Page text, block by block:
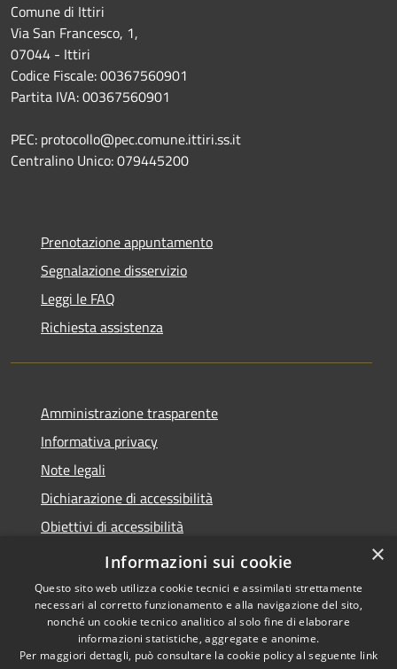
Comune di Ittiri
Via San Francesco, 1,
07044 - Ittiri
Codice Fiscale: 00367560901
Partita IVA: 00367560901
PEC: protocollo@pec.comune.ittiri.ss.it
Centralino Unico: 079445200
Prenotazione appuntamento
Segnalazione disservizio
Leggi le FAQ
Richiesta assistenza
Amministrazione trasparente
Informativa privacy
Note legali
Dichiarazione di accessibilità
Obiettivi di accessibilità
Storico Deliberazioni
Copyright © 2026 • Comune di
Ittiri • Powered by
×
Informazioni sui cookie
Questo sito web utilizza cookie tecnici e assimilati strettamente
necessari al corretto funzionamento e alla navigazione del sito,
nonché un cookie tecnico analitico al solo fine di elaborare
informazioni statistiche, aggregate e anonime.
Per maggiori dettagli, può consultare la cookie policy al seguente link